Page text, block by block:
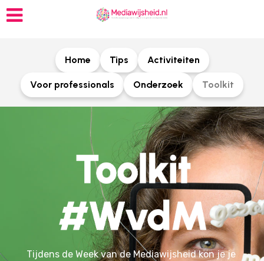
Home Tips Activiteiten
Voor professionals Onderzoek Toolkit
Tijdens de Week van de Mediawijsheid kon je je